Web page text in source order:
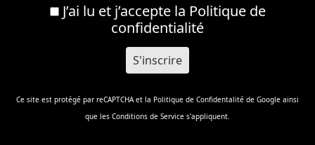
J’ai lu et j’accepte la Politique de
confidentialité
Ce site est protégé par reCAPTCHA et la Politique de Confidentalité de Google ainsi
que les Conditions de Service s'appliquent.